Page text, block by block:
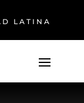
LATINA